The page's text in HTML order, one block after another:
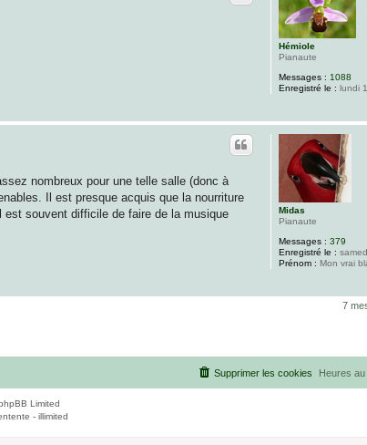
Hémiole
Pianaute
Messages : 1088
Enregistré le : lundi
Midas
Pianaute
Messages : 379
Enregistré le :
Prénom : Mon vrai
nombreux pour une telle salle (donc à
Il est presque acquis que la nourriture
souvent difficile de faire de la musique
7
Heures
Supprimer les cookies
Limited
- illimited